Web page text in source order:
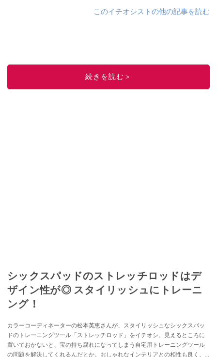
このイチオシストの他の記事を読む
続きを読む＞
シックスパッドのストレッチロッドはデ
ザイン性が◎ スタイリッシュにトレーニ
ング！
カラーコーディネーターの松本英恵さんが、スタイリッシュなシックスパッ
ドのトレーニングツール「ストレッチロッド」をイチオシ。見えるところに
置いておかないと、宝の持ち腐れになってしまう自宅用トレーニングツール
の問題を解決してくれるんだとか。おしゃれなインテリアとの相性も良く、